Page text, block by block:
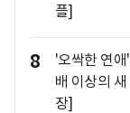
플]
8
'오싹한 연
배 이상의
장]